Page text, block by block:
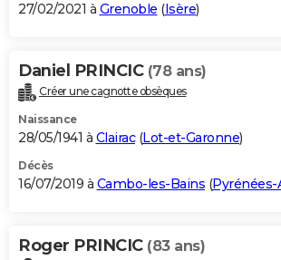
27/02/2021 à Grenoble (Isère)
Daniel PRINCIC (78 ans)
Créer une cagnotte obsèques
Naissance
28/05/1941 à Clairac(Lot-et-Garonne)
Décès
16/07/2019 à Cambo-les-Bains (Pyrénées-
Roger PRINCIC (83 ans)